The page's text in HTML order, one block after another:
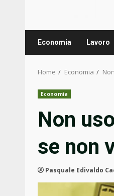
Economia Lavoro
Home Economia
Economia
Non
se non
Pasquale Edivaldo